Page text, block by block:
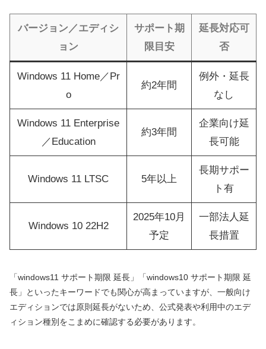
バージョン／エディシ
ョン
サポート期
限目安
延長対応可
否
Windows 11 Home／Pr
o
約2年間
例外・延長
なし
Windows 11 Enterprise
／Education
約3年間
企業向け延
長可能
Windows 11 LTSC 5年以上
長期サポー
ト有
Windows 10 22H2
2025年10月
予定
一部法人延
長措置
「windows11 サポート期限 延長」「windows10 サポート期限 延
長」といったキーワードでも関心が高まっていますが、一般向け
エディションでは原則延長がないため、公式発表や利用中のエデ
ィション種別をこまめに確認する必要があります。